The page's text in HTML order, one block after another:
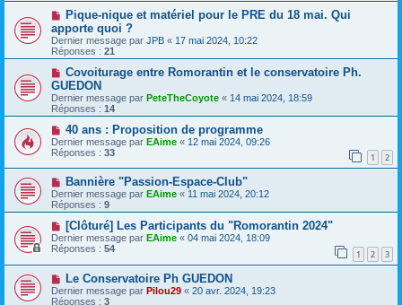
Pique-nique et matériel pour le PRE du 18 mai. Qui
apporte quoi ?
Dernier message par JPB « 17 mai 2024, 10:22
Réponses : 21
Covoiturage entre Romorantin et le conservatoire Ph.
GUEDON
Dernier message par PeteTheCoyote « 14 mai 2024, 18:59
Réponses : 14
40 ans : Proposition de programme
Dernier message par EAime « 12 mai 2024, 09:26
Réponses : 33 1 2
Bannière "Passion-Espace-Club"
Dernier message par EAime « 11 mai 2024, 20:12
Réponses : 9
[Clôturé] Les Participants du "Romorantin 2024"
Dernier message par EAime « 04 mai 2024, 18:09
Réponses : 54 1 2 3
Le Conservatoire Ph GUEDON
Dernier message par Pilou29 « 20 avr. 2024, 19:23
Réponses : 3